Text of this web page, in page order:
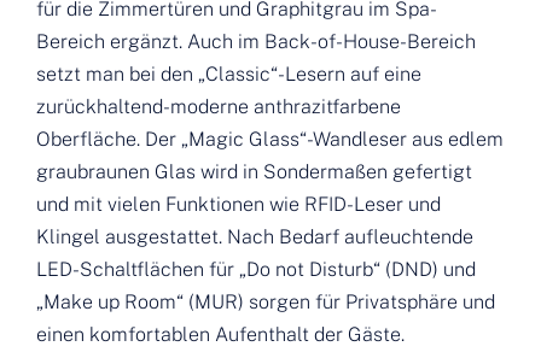
für die Zimmertüren und Graphitgrau im Spa-
Bereich ergänzt. Auch im Back-of-House-Bereich
setzt man bei den „Classic“-Lesern auf eine
zurückhaltend-moderne anthrazitfarbene
Oberfläche. Der „Magic Glass“-Wandleser aus edlem
graubraunen Glas wird in Sondermaßen gefertigt
und mit vielen Funktionen wie RFID-Leser und
Klingel ausgestattet. Nach Bedarf aufleuchtende
LED-Schaltflächen für „Do not Disturb“ (DND) und
„Make up Room“ (MUR) sorgen für Privatsphäre und
einen komfortablen Aufenthalt der Gäste.